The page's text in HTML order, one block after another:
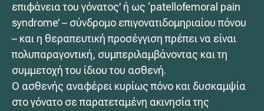
επιφάνεια του γόνατος’ ή ως ‘patellofemoral pain
syndrome’ – σύνδρομο επιγονατιδομηριαίου πόνου
– και η θεραπευτική προσέγγιση πρέπει να είναι
πολυπαραγοντική, συμπεριλαμβάνοντας και τη
συμμετοχή του ίδιου του ασθενή.
Ο ασθενής αναφέρει κυρίως πόνο και δυσκαμψία
στο γόνατο σε παρατεταμένη ακινησία της